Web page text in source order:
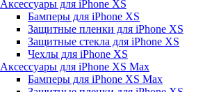
Аксессуары для iPhone ХS
Бамперы для iPhone ХS
Защитные пленки для iPhone ХS
Защитные стекла для iPhone ХS
Чехлы для iPhone ХS
Аксессуары для iPhone ХS Max
Бамперы для iPhone XS Max